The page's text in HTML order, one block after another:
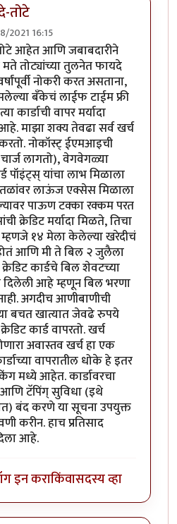
तोटे
2021 16:15
आहेत आणि जबाबदारीने
मते तोट्यांच्या तुलनेत फायदे
नोकरी करत असताना,
बँकेचं लाईफ टाईम फ्री
कार्डाची वापर मर्यादा
माझा शक्य तेवढा सर्व खर्च
नोकॉस्ट् ईएमआइची
लागतो), वेगवेगळ्या
पॉइंट्स् यांचा लाभ मिळाला
लाऊंज एक्सेस मिळाला
पाऊण टक्का रक्कम परत
क्रेडिट मर्यादा मिळते, तिचा
१४ मेला केलेल्या खरेदीचं
आणि मी ते बिल २ जुलैला
कार्डचे बिल शेवटच्या
दिलेली आहे म्हणून बिल भरणा
अगदीच आणीबाणीची
बचत खात्यात जेवढे रुपये
कार्ड वापरतो. खर्च
अवास्तव खर्च हा एक
वापरातील धोके हे इतर
मध्ये आहेत. कार्डावरचा
टॅपिंग् सुविधा (इथे
बंद करणे या सूचना उपयुक्त
करीन. हाच प्रतिसाद
आहे.
इन कराकिंवासदस्य व्हा